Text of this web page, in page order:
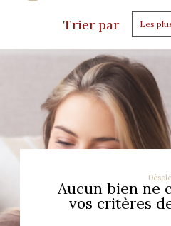
Trier par Les
Désolé
Aucun bien ne
vos critères